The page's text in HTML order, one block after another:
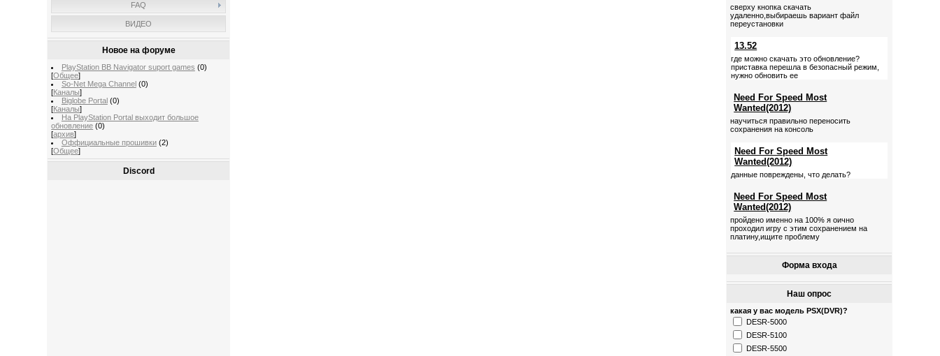
FAQ
ВИДЕО
Новое на форуме
PlayStation BB Navigator suport games (0)
[Общее]
So-Net Mega Channel (0)
[Каналы]
Biglobe Portal (0)
[Каналы]
На PlayStation Portal выходит большое
обновление (0)
[архив]
Оффициальные прошивки (2)
[Общее]
Discord
сверху кнопка скачать
удаленно,выбираешь вариант файл
переустановки
13.52
где можно скачать это обновление?
приставка перешла в безопасный режим,
нужно обновить ее
Need For Speed Most
Wanted(2012)
научиться правильно переносить
сохранения на консоль
Need For Speed Most
Wanted(2012)
данные повреждены, что делать?
Need For Speed Most
Wanted(2012)
пройдено именно на 100% я оично
проходил игру с этим сохранением на
платину,ищите проблему
Форма входа
Наш опрос
какая у вас модель PSX(DVR)?
DESR-5000
DESR-5100
DESR-5500